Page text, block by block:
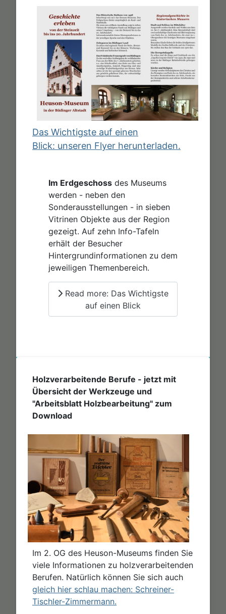
Das Wichtigste auf einen
Blick: unseren Flyer herunterladen.
Im Erdgeschoss des Museums
werden - neben den
Sonderausstellungen - in sieben
Vitrinen Objekte aus der Region
gezeigt. Auf zehn Info-Tafeln
erhält der Besucher
Hintergrundinformationen zu dem
jeweiligen Themenbereich.
Read more: Das Wichtigste
auf einen Blick
Holzverarbeitende Berufe - jetzt mit
Übersicht der Werkzeuge und
"Arbeitsblatt Holzbearbeitung" zum
Download
Im 2. OG des Heuson-Museums finden Sie
viele Informationen zu holzverarbeitenden
Berufen. Natürlich können Sie sich auch
gleich hier schlau machen: Schreiner-
Tischler-Zimmermann.